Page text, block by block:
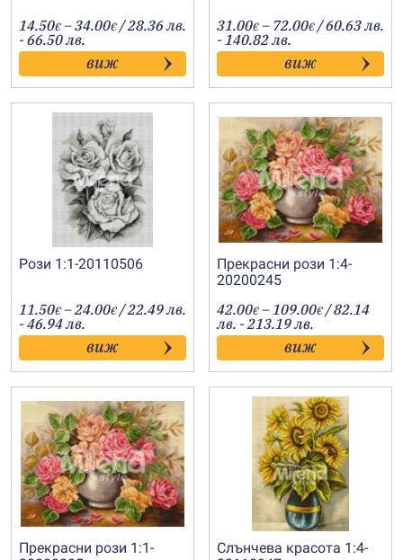
14.50€ –34.00€Price
range:
14.50€
through
34.00€
/ 28.36 лв.
- 66.50 лв.
виж
31.00€ – 72.00€Price
range:
31.00€
through
72.00€
/ 60.63 лв.
- 140.82 лв.
виж
Рози 1:1-20110506
11.50€ –24.00€Price
range:
11.50€
through
24.00€
/ 22.49 лв.
- 46.94 лв.
виж
Прекрасни рози 1:4-
20200245
42.00€ –109.00€Price
range:
42.00€
through
109.00€
/ 82.14
лв. - 213.19 лв.
виж
Прекрасни рози 1:1-
Слънчева красота 1:4-